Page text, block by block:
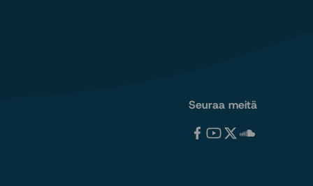
Seuraa meitä
Tervetuloa
Tervetuloa
Tervetuloa
Tervetuloa